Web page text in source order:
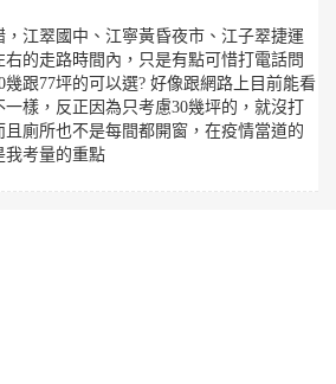
江翠國中、江寧黃昏夜市、江子翠捷運
右的走路時間內，只是有點可惜打電話問
幾跟77坪的可以選? 好像跟網路上目前能看
樣，反正因為只考慮30幾坪的，就沒打
廁所也不是每間都開窗，在疫情當道的
我考量的重點